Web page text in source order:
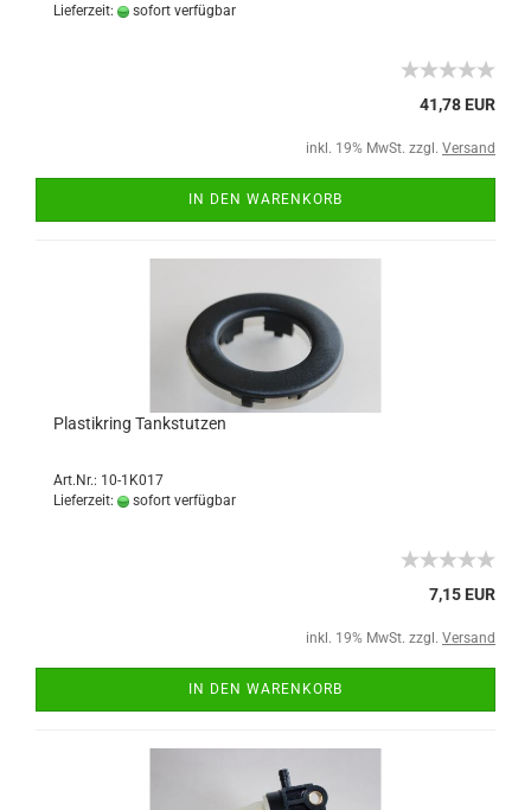
Lieferzeit:
sofort verfügbar
41,78 EUR
inkl. 19% MwSt. zzgl. Versand
IN DEN WARENKORB
Plastikring Tankstutzen
Art.Nr.: 10-1K017
Lieferzeit:
sofort verfügbar
7,15 EUR
inkl. 19% MwSt. zzgl. Versand
IN DEN WARENKORB